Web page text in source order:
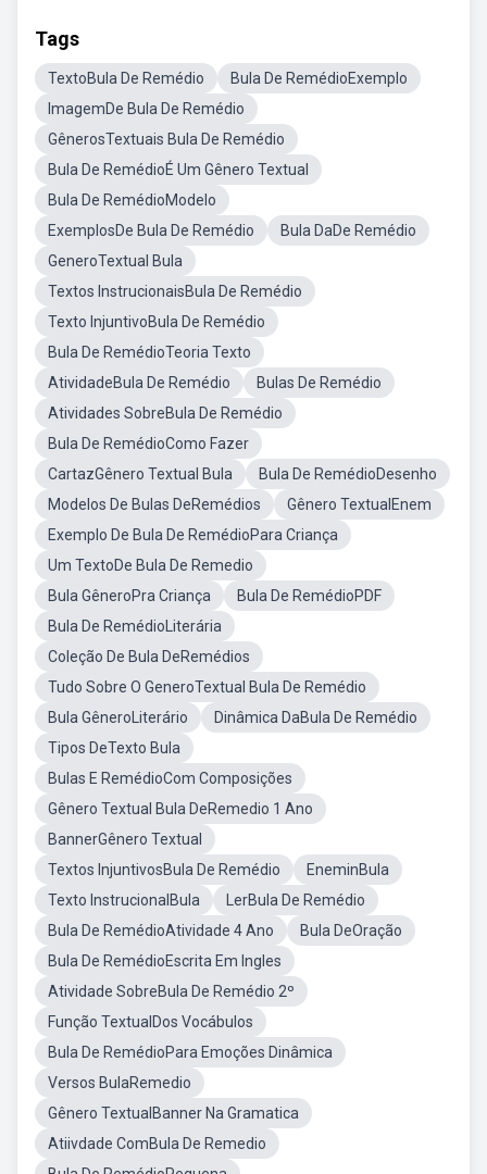
Tags
TextoBula De Remédio
Bula De RemédioExemplo
ImagemDe Bula De Remédio
GênerosTextuais Bula De Remédio
Bula De RemédioÉ Um Gênero Textual
Bula De RemédioModelo
ExemplosDe Bula De Remédio
Bula DaDe Remédio
GeneroTextual Bula
Textos InstrucionaisBula De Remédio
Texto InjuntivoBula De Remédio
Bula De RemédioTeoria Texto
AtividadeBula De Remédio
Bulas De Remédio
Atividades SobreBula De Remédio
Bula De RemédioComo Fazer
CartazGênero Textual Bula
Bula De RemédioDesenho
Modelos De Bulas DeRemédios
Gênero TextualEnem
Exemplo De Bula De RemédioPara Criança
Um TextoDe Bula De Remedio
Bula GêneroPra Criança
Bula De RemédioPDF
Bula De RemédioLiterária
Coleção De Bula DeRemédios
Tudo Sobre O GeneroTextual Bula De Remédio
Bula GêneroLiterário
Dinâmica DaBula De Remédio
Tipos DeTexto Bula
Bulas E RemédioCom Composições
Gênero Textual Bula DeRemedio 1 Ano
BannerGênero Textual
Textos InjuntivosBula De Remédio
EneminBula
Texto InstrucionalBula
LerBula De Remédio
Bula De RemédioAtividade 4 Ano
Bula DeOração
Bula De RemédioEscrita Em Ingles
Atividade SobreBula De Remédio 2º
Função TextualDos Vocábulos
Bula De RemédioPara Emoções Dinâmica
Versos BulaRemedio
Gênero TextualBanner Na Gramatica
Atiivdade ComBula De Remedio